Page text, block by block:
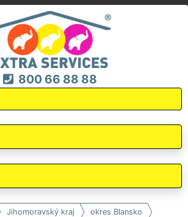
800 66 88 88
Jihomoravský kraj okres Blansko